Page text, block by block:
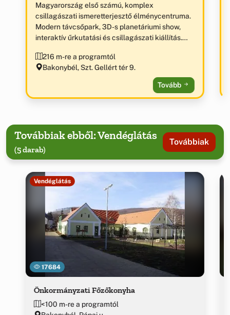
Magyarország első számú, komplex
csillagászati ismeretterjesztő élménycentruma.
Modern távcsőpark, 3D-s planetáriumi show,
interaktív űrkutatási és csillagászati kiállítás.
birtokosa.
216 m-re a programtól
Bakonybél, Szt. Gellért tér 9.
Tovább
Továbbiak ebből: Vendéglátás
(5 darab)
Továbbiak
17684
Vendéglátás
Önkormányzati Főzőkonyha
<100 m-re a programtól